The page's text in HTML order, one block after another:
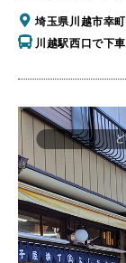
埼玉県川越市幸
川越駅西口で下車